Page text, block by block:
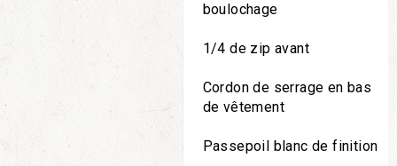
boulochage
1/4 de zip avant
Cordon de serrage en bas
de vêtement
Passepoil blanc de finition